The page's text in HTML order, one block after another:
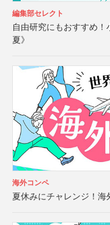
編集部セレクト
自由研究にもおすすめ
夏》
海外コンペ
夏休みにチャレンジ！海